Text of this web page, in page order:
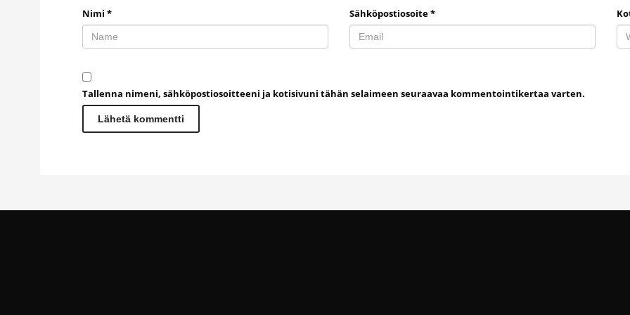
Nimi * Sähköpostiosoite*
Tallenna nimeni, sähköpostiosoitteeni ja kotisivuni tähän selaimeen seuraavaa kommentointikertaa varten.